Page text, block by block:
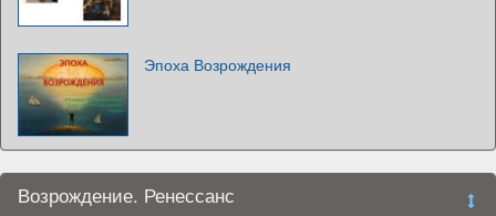
Эпоха Возрождения
Возрождение. Ренессанс